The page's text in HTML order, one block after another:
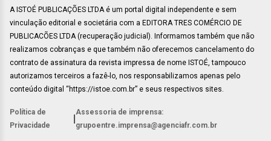
A ISTOÉ PUBLICAÇÕES LTDA é um portal digital independente e sem
vinculação editorial e societária com a EDITORA TRES COMÉRCIO DE
PUBLICACÕES LTDA (recuperação judicial). Informamos também que não
realizamos cobranças e que também não oferecemos cancelamento do
contrato de assinatura da revista impressa de nome ISTOÉ, tampouco
autorizamos terceiros a fazê-lo, nos responsabilizamos apenas pelo
conteúdo digital “https://istoe.com.br” e seus respectivos sites.
Política de
Privacidade
Assessoria de imprensa:
grupoentre.imprensa@agenciafr.com.br